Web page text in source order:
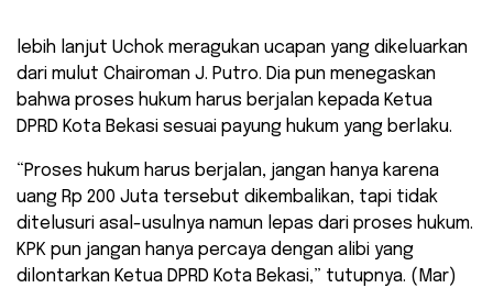
lebih lanjut Uchok meragukan ucapan yang dikeluarkan
dari mulut Chairoman J. Putro. Dia pun menegaskan
bahwa proses hukum harus berjalan kepada Ketua
DPRD Kota Bekasi sesuai payung hukum yang berlaku.
“Proses hukum harus berjalan, jangan hanya karena
uang Rp 200 Juta tersebut dikembalikan, tapi tidak
ditelusuri asal-usulnya namun lepas dari proses hukum.
KPK pun jangan hanya percaya dengan alibi yang
dilontarkan Ketua DPRD Kota Bekasi,” tutupnya. (Mar)